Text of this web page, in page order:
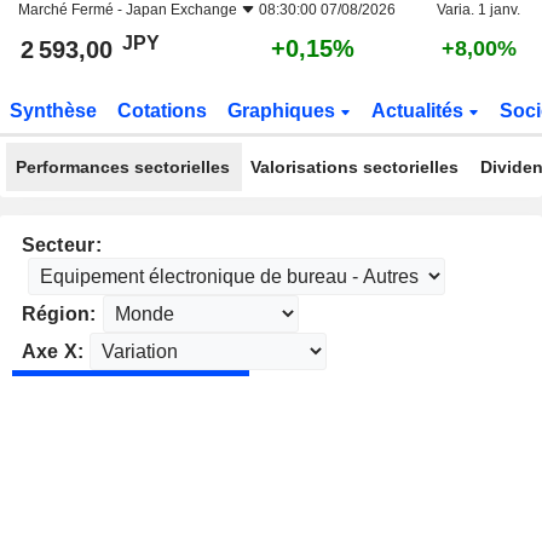
Marché Fermé - Japan Exchange 08:30:00 07/08/2026 Varia. 1 janv.
2 593,00 JPY +0,15% +8,00%
Synthèse Cotations Graphiques Actualités
Performances sectorielles Valorisations sectorielles
Secteur:
Région:
Axe X: